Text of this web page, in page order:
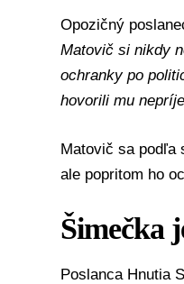
Opozičný
Matovič si nikdy
ochranky po
hovorili mu
Matovič sa podľa
ale popritom ho
Šimečka
Poslanca Hnutia